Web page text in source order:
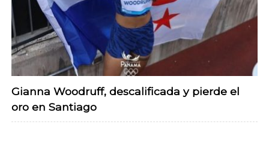
Gianna Woodruff, descalificada y pierde el
oro en Santiago